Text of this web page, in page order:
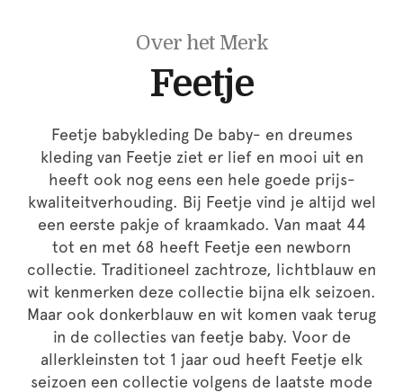
Over het Merk
Feetje
Feetje babykleding De baby- en dreumes
kleding van Feetje ziet er lief en mooi uit en
heeft ook nog eens een hele goede prijs-
kwaliteitverhouding. Bij Feetje vind je altijd wel
een eerste pakje of kraamkado. Van maat 44
tot en met 68 heeft Feetje een newborn
collectie. Traditioneel zachtroze, lichtblauw en
wit kenmerken deze collectie bijna elk seizoen.
Maar ook donkerblauw en wit komen vaak terug
in de collecties van feetje baby. Voor de
allerkleinsten tot 1 jaar oud heeft Feetje elk
seizoen een collectie volgens de laatste mode